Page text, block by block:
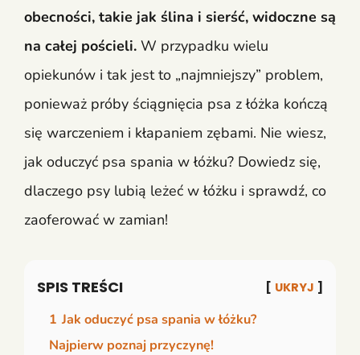
obecności, takie jak ślina i sierść, widoczne są
na całej pościeli. W przypadku wielu
opiekunów i tak jest to „najmniejszy” problem,
ponieważ próby ściągnięcia psa z łóżka kończą
się warczeniem i kłapaniem zębami. Nie wiesz,
jak oduczyć psa spania w łóżku? Dowiedz się,
dlaczego psy lubią leżeć w łóżku i sprawdź, co
zaoferować w zamian!
SPIS TREŚCI UKRYJ
1 Jak oduczyć psa spania w łóżku?
Najpierw poznaj przyczynę!